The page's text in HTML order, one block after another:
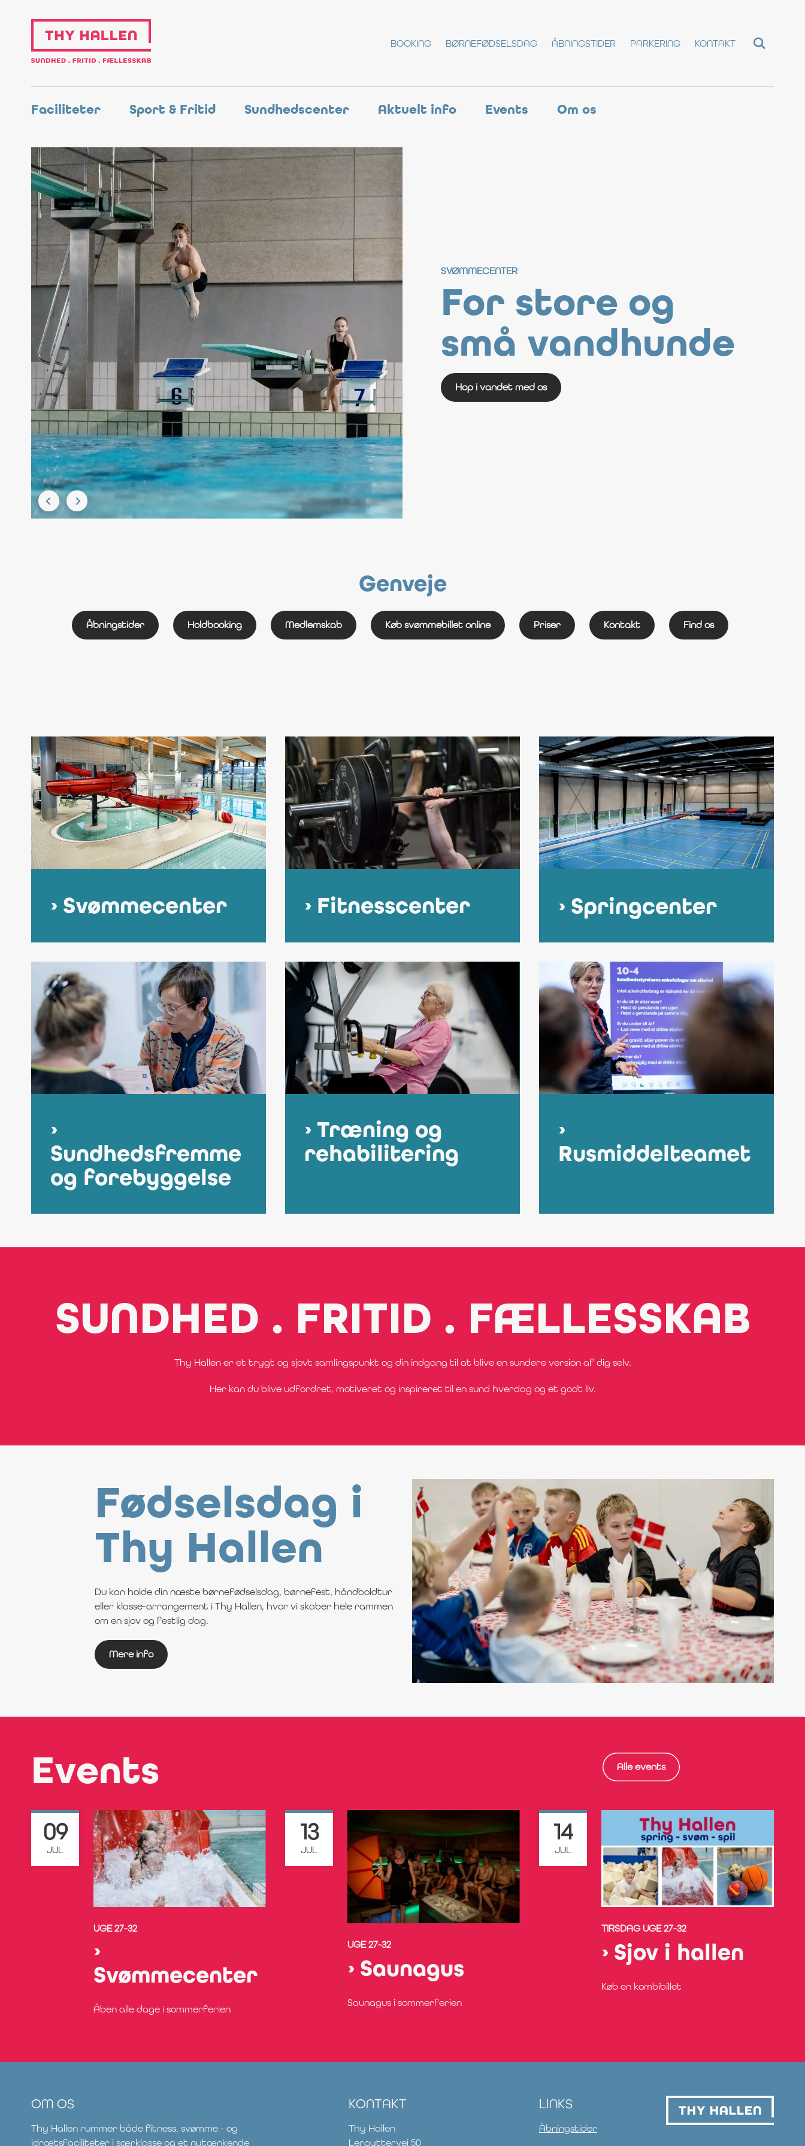
BOOKING BØRNEFØDSELSDAG ÅBNINGSTIDER PARKERING KONTAKT
Faciliteter Sport & Fritid Sundhedscenter Aktuelt info Events Om os
SVØMMECENTER
For store og
små vandhunde
Hop i vandet med os
Genveje
Åbningstider Holdbooking Medlemskab Køb svømmebillet online Priser Kontakt Find os
Svømmecenter Fitnesscenter Springcenter
Sundhedsfremme
og forebyggelse
Træning og
rehabilitering
Rusmiddelteamet
SUNDHED . FRITID . FÆLLESSKAB
Thy Hallen er et trygt og sjovt samlingspunkt og din indgang til at blive en sundere version af dig selv.
Her kan du blive udfordret, motiveret og inspireret til en sund hverdag og et godt liv.
Fødselsdag i
Thy Hallen
Du kan holde din næste børnefødselsdag, børnefest, håndboldtur
eller klasse-arrangement i Thy Hallen, hvor vi skaber hele rammen
om en sjov og festlig dag.
Mere info
Events Alle events
UGE 27-32
Svømmecenter
09
JUL
Åben alle dage i sommerferien
UGE 27-32
Saunagus
13
JUL
Saunagus i sommerferien
TIRSDAG UGE 27-32
Sjov i hallen
14
JUL
Køb en kombibillet
OM OS
Thy Hallen rummer både fitness, svømme - og
idrætsfaciliteter i særklasse og et nytænkende
KONTAKT
Thy Hallen
Lerpyttervej 50
LINKS
Åbningstider